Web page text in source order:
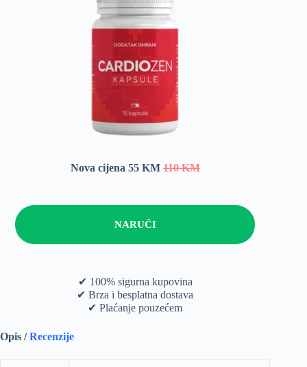
Nova cijena 55 KM110 KM
NARUČI
✔ 100% sigurna kupovina
✔ Brza i besplatna dostava
✔ Plaćanje pouzećem
Opis /Recenzije